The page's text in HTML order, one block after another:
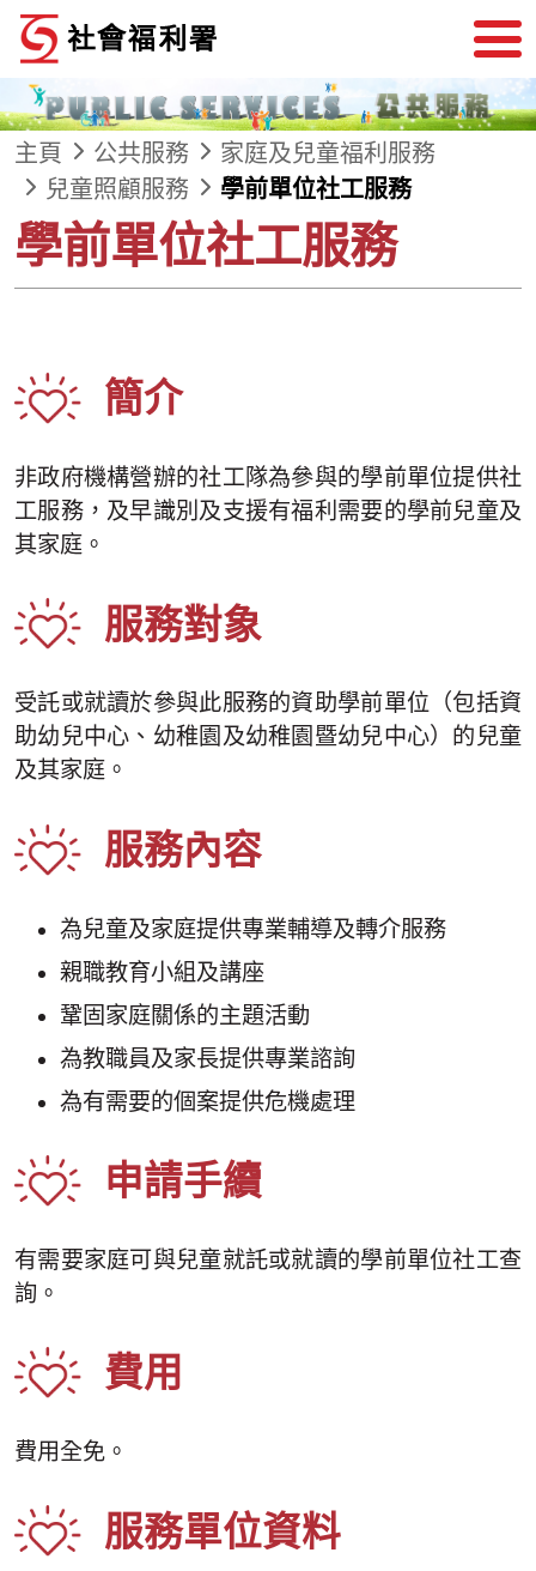
跳到內容
主頁 公共服務
家庭及兒童福利服務
兒童照顧服務
學前單位社工服務
學前單位社工服務
簡介
非政府機構營辦的社工隊為參與的學前單位提供社
工服務，及早識別及支援有福利需要的學前兒童及
其家庭。
服務對象
受託或就讀於參與此服務的資助學前單位（包括資
助幼兒中心、幼稚園及幼稚園暨幼兒中心）的兒童
及其家庭。
服務內容
為兒童及家庭提供專業輔導及轉介服務
親職教育小組及講座
鞏固家庭關係的主題活動
為教職員及家長提供專業諮詢
為有需要的個案提供危機處理
申請手續
有需要家庭可與兒童就託或就讀的學前單位社工查
詢。
費用
費用全免。
服務單位資料